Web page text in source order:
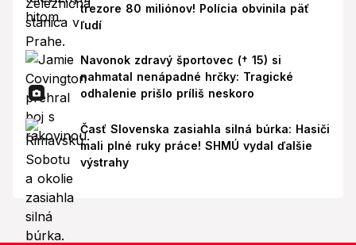
trezore 80 miliónov! Polícia obvinila päť
ľudí
Navonok zdravý športovec († 15) si
nahmatal nenápadné hrčky: Tragické
odhalenie prišlo príliš neskoro
Časť Slovenska zasiahla silná búrka: Hasiči
mali plné ruky práce! SHMÚ vydal ďalšie
výstrahy